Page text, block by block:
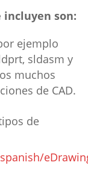
incluyen son:
ejemplo
sldasm y
muchos
de CAD.
de